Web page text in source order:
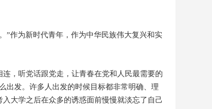
”作为新时代青年，作为中华民族伟大复兴和实
，听党话跟党走，让青春在党和人民最需要的
出发。许多人出发的时候目标都非常明确、理
大学之后在众多的诱惑面前慢慢就淡忘了自己